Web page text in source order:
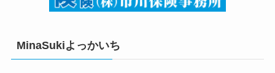
MinaSukiよっかいち